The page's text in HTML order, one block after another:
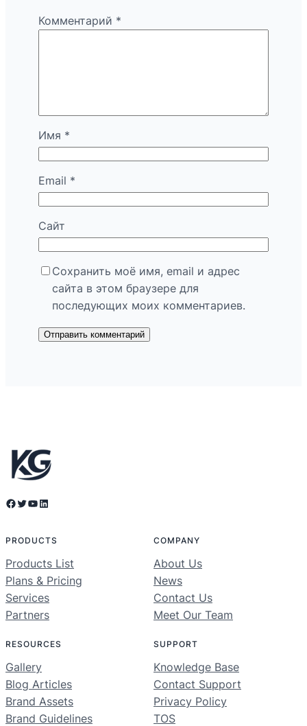
Комментарий *
Имя *
Email *
Сайт
Сохранить моё имя, email и адрес
сайта в этом браузере для
последующих моих комментариев.
Facebook Twitter YouTube LinkedIn
PRODUCTS
Products List
Plans & Pricing
Services
Partners
COMPANY
About Us
News
Contact Us
Meet Our Team
RESOURCES
Gallery
Blog Articles
Brand Assets
Brand Guidelines
SUPPORT
Knowledge Base
Contact Support
Privacy Policy
TOS